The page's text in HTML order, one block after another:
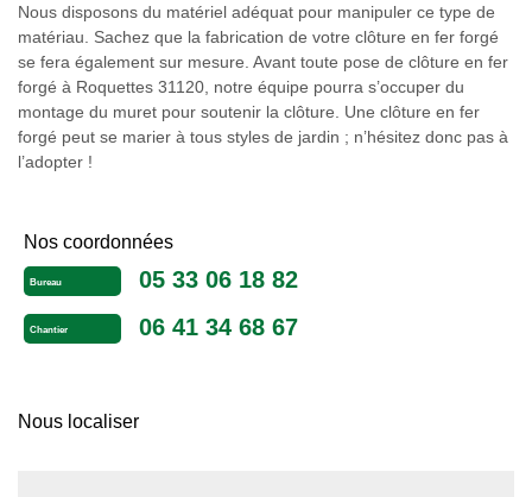
Nous disposons du matériel adéquat pour manipuler ce type de
matériau. Sachez que la fabrication de votre clôture en fer forgé
se fera également sur mesure. Avant toute pose de clôture en fer
forgé à Roquettes 31120, notre équipe pourra s’occuper du
montage du muret pour soutenir la clôture. Une clôture en fer
forgé peut se marier à tous styles de jardin ; n’hésitez donc pas à
l’adopter !
Nos coordonnées
Bureau 05 33 06 18 82
Chantier 06 41 34 68 67
Nous localiser